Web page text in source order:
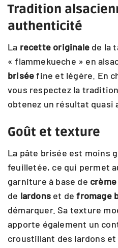
Tradition
authenticité
La recette originale de la
« flammekueche » en
briséefine et légère. En
vous respectez la
obtenez un résultat quasi
Goût et texture
La pâte brisée est moins
feuilletée, ce qui permet
garniture à base de
de lardons et defromage
démarquer. Sa texture
apporte également un
croustillant des lardons